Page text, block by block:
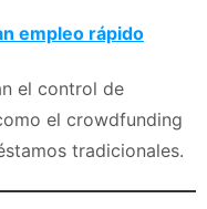
empleo rápido
el control de
el crowdfunding
tradicionales.